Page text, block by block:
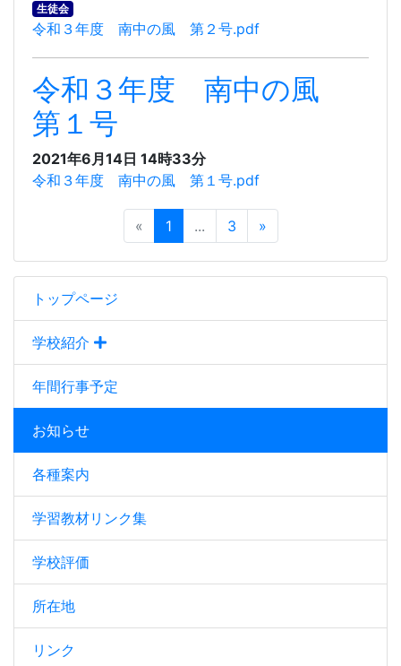
トップページ
学校紹介
年間行事予定
お知らせ
各種案内
学習教材リンク集
学校評価
所在地
リンク
生徒会
令和３年度 南中の風 第２号.pdf
令和３年度 南中の風
第１号
2021年6月14日 14時33分
令和３年度 南中の風 第１号.pdf
« 1 ... 3 »